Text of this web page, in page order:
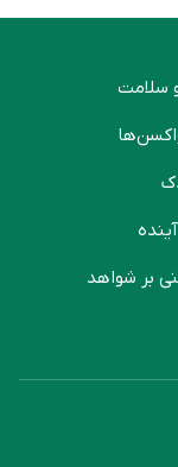
سلامت
بر شواهد